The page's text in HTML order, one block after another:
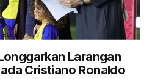
Larangan
Cristiano Ronaldo